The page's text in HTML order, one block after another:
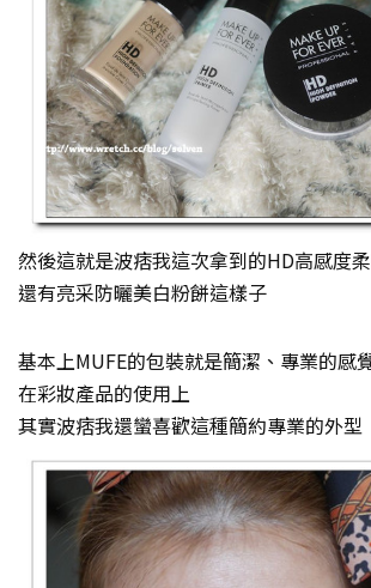
然後這就是波痞我這次拿到的HD高感度
還有亮采防曬美白粉餅這樣子
基本上MUFE的包裝就是簡潔、專業的感
在彩妝產品的使用上
其實波痞我還蠻喜歡這種簡約專業的外型